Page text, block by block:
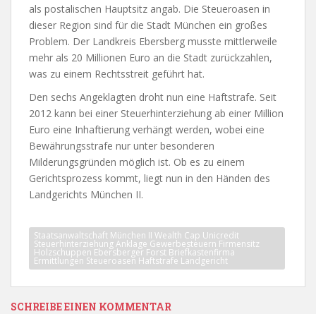
als postalischen Hauptsitz angab. Die Steueroasen in
dieser Region sind für die Stadt München ein großes
Problem. Der Landkreis Ebersberg musste mittlerweile
mehr als 20 Millionen Euro an die Stadt zurückzahlen,
was zu einem Rechtsstreit geführt hat.
Den sechs Angeklagten droht nun eine Haftstrafe. Seit
2012 kann bei einer Steuerhinterziehung ab einer Million
Euro eine Inhaftierung verhängt werden, wobei eine
Bewährungsstrafe nur unter besonderen
Milderungsgründen möglich ist. Ob es zu einem
Gerichtsprozess kommt, liegt nun in den Händen des
Landgerichts München II.
Staatsanwaltschaft München II Wealth Cap Unicredit
Steuerhinterziehung Anklage Gewerbesteuern Firmensitz
Holzschuppen Ebersberger Forst Briefkastenfirma
Ermittlungen Steueroasen Haftstrafe Landgericht
SCHREIBE EINEN KOMMENTAR